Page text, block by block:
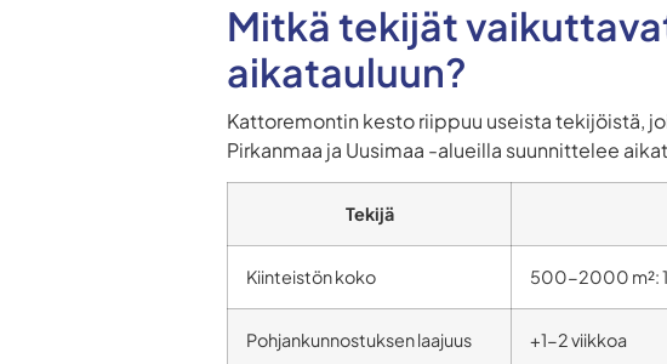
Mitkä tekijät
aikatauluun?
Kattoremontin kesto riippuu useista tekijöistä,
Pirkanmaa ja Uusimaa -alueilla suunnittelee
Tekijä
Kiinteistön koko 500-2000 m²:
Pohjankunnostuksen laajuus +1-2 viikkoa